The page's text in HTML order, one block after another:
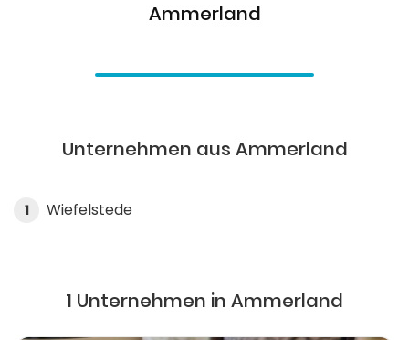
Ammerland
Unternehmen aus Ammerland
1 Wiefelstede
1 Unternehmen in Ammerland